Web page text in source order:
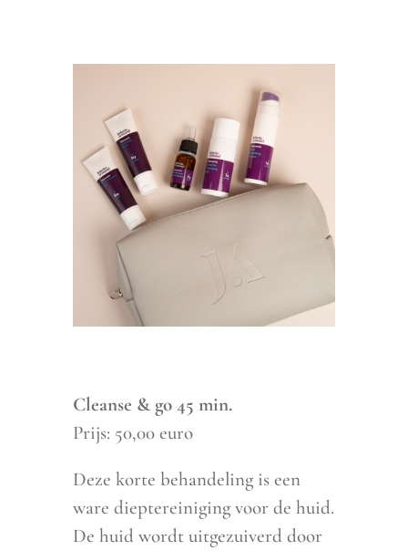
Cleanse & go 45 min.
Prijs: 50,00 euro
Deze korte behandeling is een
ware dieptereiniging voor de huid.
De huid wordt uitgezuiverd door